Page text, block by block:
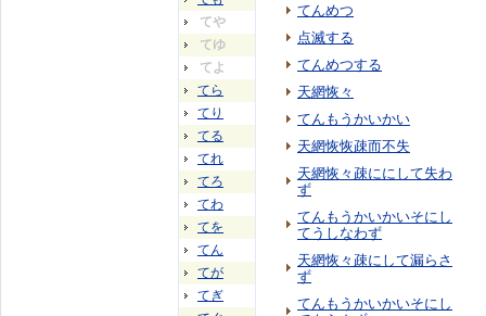
てや
てゆ
てよ
てら
てり
てる
てれ
てろ
てわ
てを
てん
てが
てぎ
てんめつ
点滅する
てんめつする
天網恢々
てんもうかいかい
天網恢恢疎而不失
天網恢々疎ににして失わ
ず
てんもうかいかいそにし
てうしなわず
天網恢々疎にして漏らさ
ず
てんもうかいかいそにし